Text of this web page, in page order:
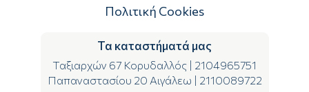
Πολιτική Cookies
Τα καταστήματά μας
Ταξιαρχών 67 Κορυδαλλός
2104965751
Παπαναστασίου 20 Αιγάλεω
2110089722